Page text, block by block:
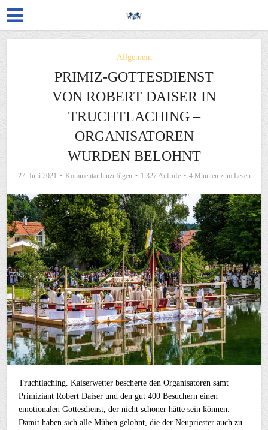
Allgemein
PRIMIZ-GOTTESDIENST
VON ROBERT DAISER IN
TRUCHTLACHING –
ORGANISATOREN
WURDEN BELOHNT
27. Juni 2021 Kommentar hinzufügen 1.327 Aufrufe 4 Minuten zum Lesen
Truchtlaching. Kaiserwetter bescherte den Organisatoren samt
Primiziant Robert Daiser und den gut 400 Besuchern einen
emotionalen Gottesdienst, der nicht schöner hätte sein können.
Damit haben sich alle Mühen gelohnt, die der Neupriester auch zu